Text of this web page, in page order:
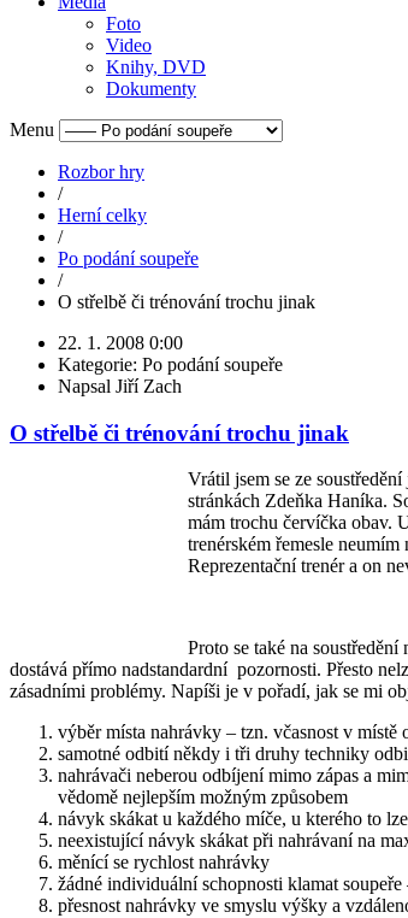
Foto
Video
Knihy, DVD
Dokumenty
Menu
Rozbor hry
/
Herní celky
/
Po podání soupeře
/
O střelbě či trénování trochu jinak
22. 1. 2008 0:00
Kategorie: Po podání soupeře
Napsal Jiří Zach
O střelbě či trénování trochu jinak
Vrátil jsem se ze
stránkách Zdeňka Haníka.
mám trochu červíčka obav.
trenérském řemesle
Reprezentační trenér a on
Proto se také na
dostává přímo nadstandardní pozornosti. Přesto
zásadními problémy. Napíši je v pořadí, jak se mi
výběr místa nahrávky – tzn. včasnost v
samotné odbití někdy i tři druhy techniky
nahrávači neberou odbíjení mimo zápas a
vědomě nejlepším možným způsobem
návyk skákat u každého míče, u kterého to
neexistující návyk skákat při nahrávaní na
měnící se rychlost nahrávky
žádné individuální schopnosti klamat
přesnost nahrávky ve smyslu výšky a